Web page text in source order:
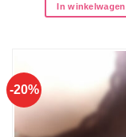
In winkelwagen
-20%